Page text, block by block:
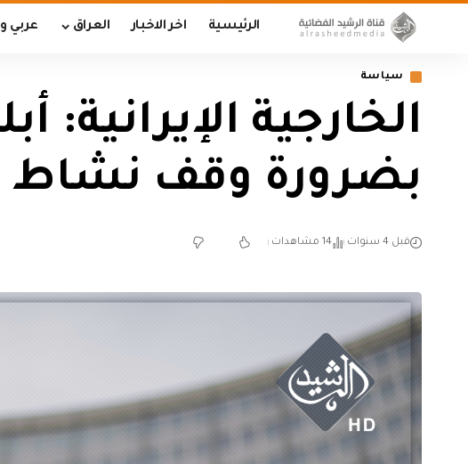
الرئيسية اخر الاخبار العراق عربي
سياسة
الخارجية الإيرانية:
بضرورة وقف نشاط
قبل 4 سنوات 14 مشاهدات